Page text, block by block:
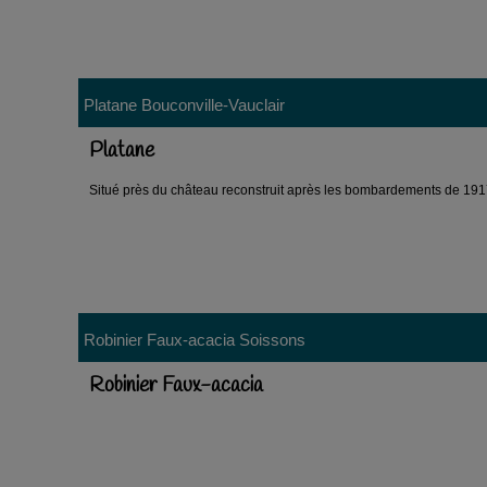
Platane Bouconville-Vauclair
Platane
Situé près du château reconstruit après les bombardements de
Robinier Faux-acacia Soissons
Robinier Faux-acacia